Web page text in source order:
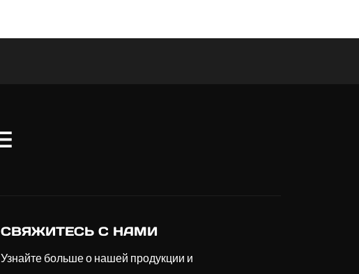
СВЯЖИТЕСЬ С НАМИ
Узнайте больше о нашей продукции и